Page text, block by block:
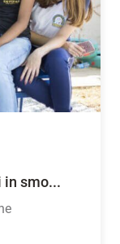
in smo...